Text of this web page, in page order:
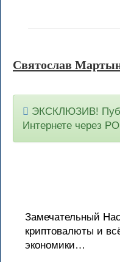
Святослав
ЭКСКЛЮЗИВ!
Интернете через
Замечательный
криптовалюты и
экономики…